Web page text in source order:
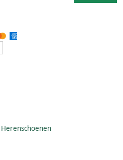
Herenschoenen